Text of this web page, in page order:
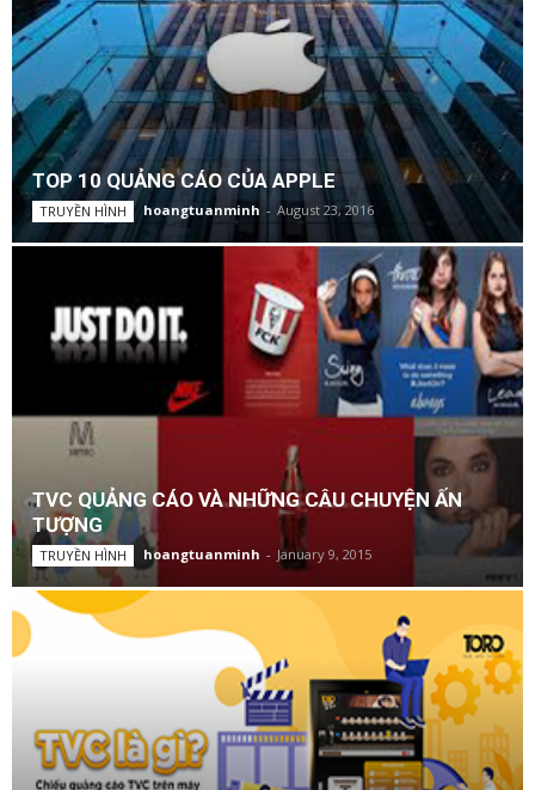
TOP 10 QUẢNG CÁO CỦA APPLE
TRUYỀN HÌNH hoangtuanminh - August 23, 2016
TVC QUẢNG CÁO VÀ NHỮNG CÂU CHUYỆN ẤN
TƯỢNG
TRUYỀN HÌNH hoangtuanminh - January 9, 2015